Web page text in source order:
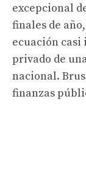
excepcional
finales de
ecuación
privado de
nacional.
finanzas